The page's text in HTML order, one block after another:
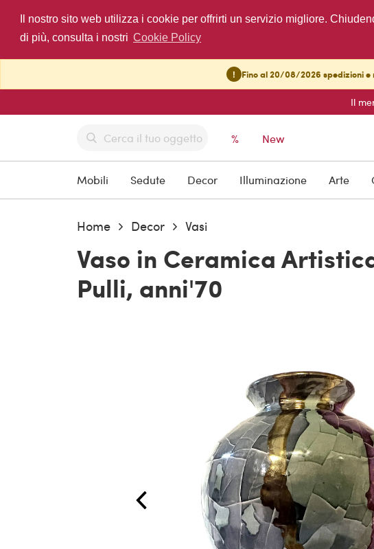
Il nostro sito web utilizza i cookie per offrirti un servizio migliore.
di più, consulta i nostri Cookie Policy
! Fino al 20/08/2026 spedizioni
Il
% New
Mobili Sedute Decor Illuminazione Arte
Home Decor Vasi
Vaso in Ceramica
Pulli, anni'70